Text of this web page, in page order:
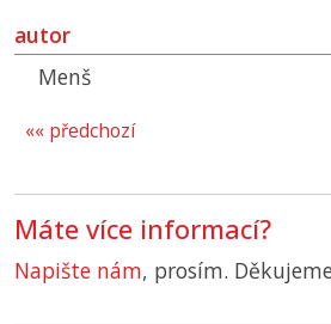
autor
Menš
«« předchozí
Máte více informací?
Napište nám, prosím.